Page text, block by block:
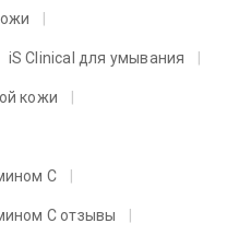
iS Clinical для умывания
кожи
C
C отзывы